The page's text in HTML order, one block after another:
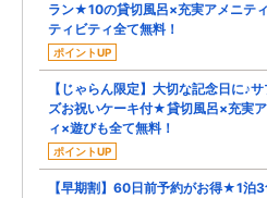
ラン★10の貸切風呂×充実アメニテ
ティビティ全て無料！
ポイントUP
【じゃらん限定】大切な記念日に♪
ズお祝いケーキ付★貸切風呂×充実
ィ×遊びも全て無料！
ポイントUP
【早期割】60日前予約がお得★1泊